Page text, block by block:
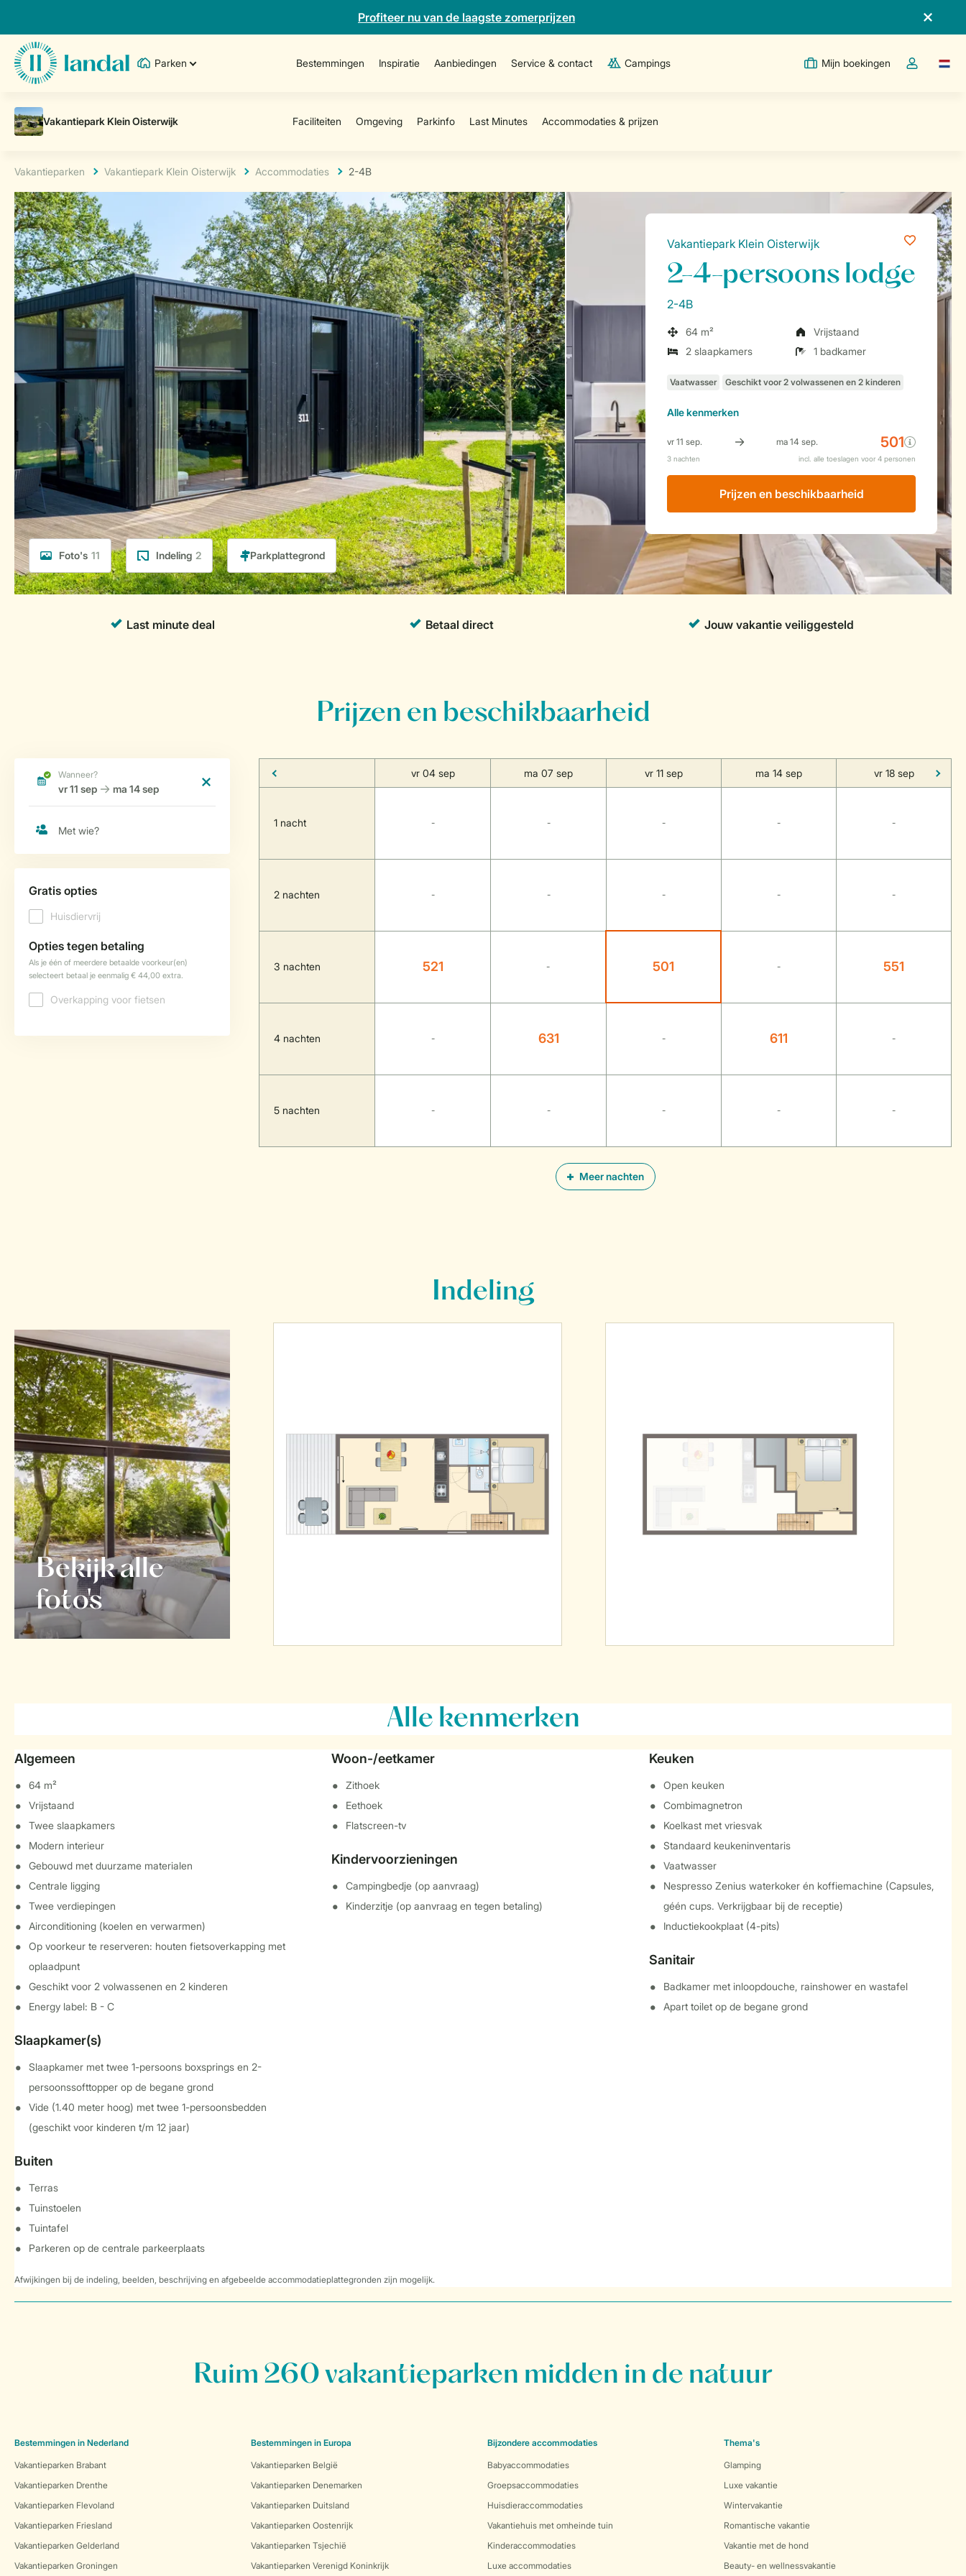
Profiteer nu van de laagste zomerprijzen
Parken Bestemmingen Inspiratie Aanbiedingen Service & contact Campings Mijn boekingen
Open deTaal
Vakantieparken Vakantiepark Klein Oisterwijk Accommodaties 2-4B
Foto's 11 Indeling 2
Vakantiepark Klein Oisterwijk
2-4-persoons lodge
2-4B
64 m²
Vrijstaand
2 slaapkamers
1 badkamer
Allekenmerken
Prijzen en beschikbaarheid
Prijzen en beschikbaarheid
Meer nachten
vr 04 sep ma 07 sep vr 11 sep ma 14 sep vr 18 sep
1 nacht - - - - -
2 nachten - - - - -
3 nachten 521 - 501 - 551
4 nachten - 631 - 611 -
5 nachten - - - - -
Indeling
Bekijk alle
foto's
Alle kenmerken
Algemeen
64 m²
Vrijstaand
Twee slaapkamers
Modern interieur
Gebouwd met duurzame materialen
Centrale ligging
Twee verdiepingen
Airconditioning (koelen en verwarmen)
Op voorkeur te reserveren: houten fietsoverkapping met
oplaadpunt
Geschikt voor 2 volwassenen en 2 kinderen
Energy label: B - C
Slaapkamer(s)
Slaapkamer met twee 1-persoons boxsprings en 2-
persoonssofttopper op de begane grond
Vide (1.40 meter hoog) met twee 1-persoonsbedden
(geschikt voor kinderen t/m 12 jaar)
Buiten
Terras
Tuinstoelen
Tuintafel
Parkeren op de centrale parkeerplaats
Woon-/eetkamer
Zithoek
Eethoek
Flatscreen-tv
Kindervoorzieningen
Campingbedje (op aanvraag)
Kinderzitje (op aanvraag en tegen betaling)
Keuken
Open keuken
Combimagnetron
Koelkast met vriesvak
Standaard keukeninventaris
Vaatwasser
Nespresso Zenius waterkoker én koffiemachine (Capsules,
géén cups. Verkrijgbaar bij de receptie)
Inductiekookplaat (4-pits)
Sanitair
Badkamer met inloopdouche, rainshower en wastafel
Apart toilet op de begane grond
Afwijkingen bij de indeling, beelden, beschrijving en afgebeelde accommodatieplattegronden zijn mogelijk.
Ruim 260 vakantieparken midden in de natuur
Bestemmingen in Nederland
Vakantieparken Brabant
Vakantieparken Drenthe
Vakantieparken Flevoland
Vakantieparken Friesland
Vakantieparken Gelderland
Vakantieparken Groningen
Bestemmingen in Europa
Vakantieparken België
Vakantieparken Denemarken
Vakantieparken Duitsland
Vakantieparken Oostenrijk
Vakantieparken Tsjechië
Vakantieparken Verenigd Koninkrijk
Bijzondere accommodaties
Babyaccommodaties
Groepsaccommodaties
Huisdieraccommodaties
Vakantiehuis met omheinde tuin
Kinderaccommodaties
Luxe accommodaties
Thema's
Glamping
Luxe vakantie
Wintervakantie
Romantische vakantie
Vakantie met de hond
Beauty- en wellnessvakantie